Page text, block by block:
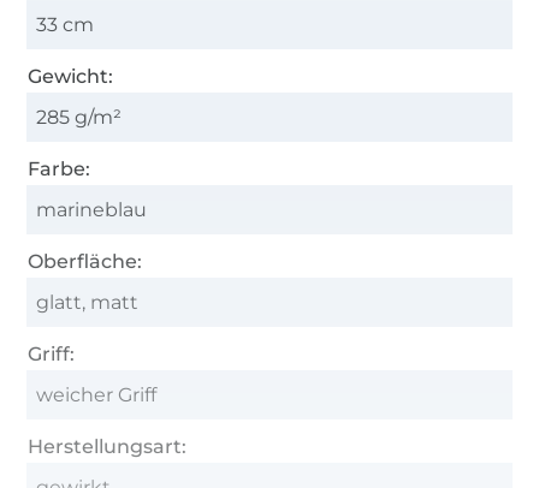
33 cm
Gewicht:
285 g/m²
Farbe:
marineblau
Oberfläche:
glatt, matt
Griff:
weicher Griff
Herstellungsart: